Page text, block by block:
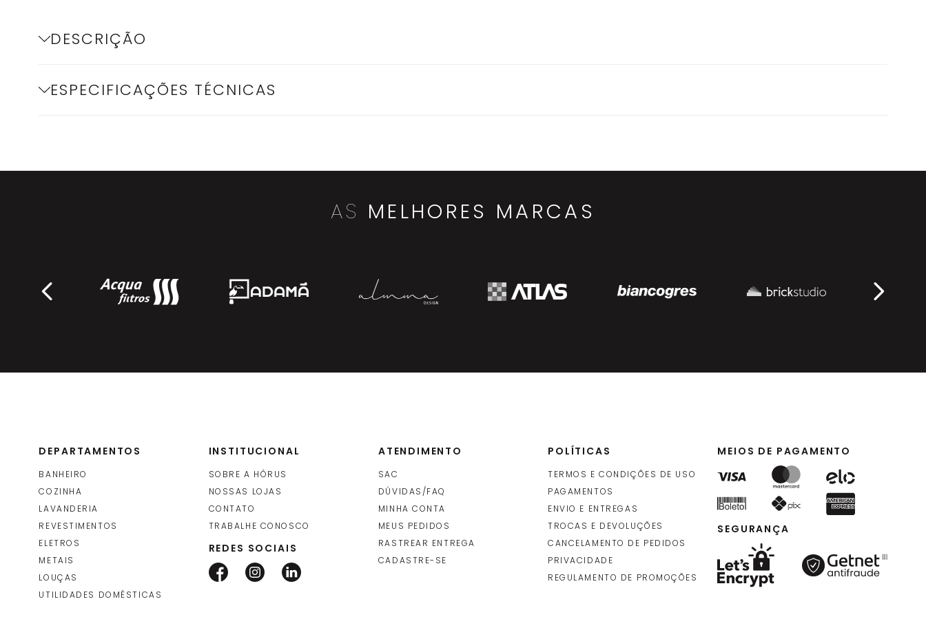
DESCRIÇÃO
ESPECIFICAÇÕES TÉCNICAS
AS MELHORES MARCAS
DEPARTAMENTOS
BANHEIRO
COZINHA
LAVANDERIA
REVESTIMENTOS
ELETROS
METAIS
LOUÇAS
UTILIDADES DOMÉSTICAS
INSTITUCIONAL
SOBRE A HÓRUS
NOSSAS LOJAS
CONTATO
TRABALHE CONOSCO
REDES SOCIAIS
ATENDIMENTO
SAC
DÚVIDAS/FAQ
MINHA CONTA
MEUS PEDIDOS
RASTREAR ENTREGA
CADASTRE-SE
POLÍTICAS
TERMOS E CONDIÇÕES DE USO
PAGAMENTOS
ENVIO E ENTREGAS
TROCAS E DEVOLUÇÕES
CANCELAMENTO DE PEDIDOS
PRIVACIDADE
REGULAMENTO DE PROMOÇÕES
MEIOS DE PAGAMENTO
SEGURANÇA